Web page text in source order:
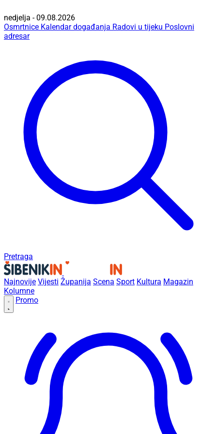
nedjelja - 09.08.2026
Osmrtnice Kalendar događanja Radovi u tijeku Poslovni
adresar
Pretraga
Najnovije Vijesti Županija Scena Sport Kultura Magazin
Kolumne
Promo